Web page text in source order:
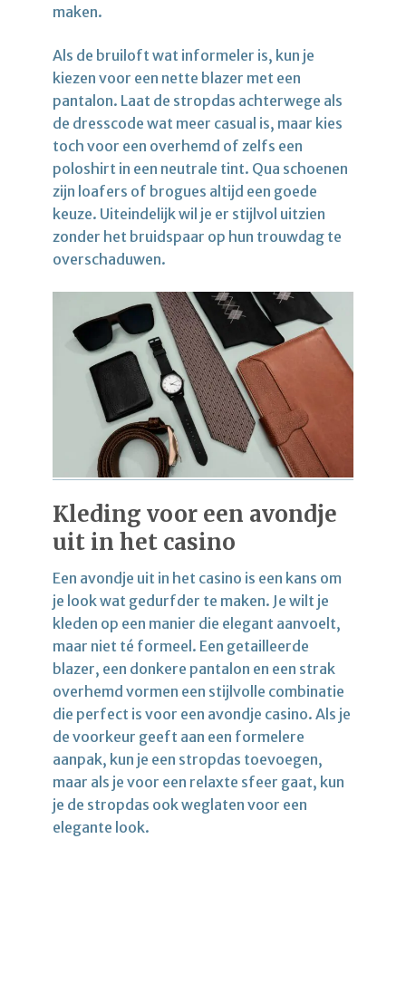
maken.
Als de bruiloft wat informeler is, kun je
kiezen voor een nette blazer met een
pantalon. Laat de stropdas achterwege als
de dresscode wat meer casual is, maar kies
toch voor een overhemd of zelfs een
poloshirt in een neutrale tint. Qua schoenen
zijn loafers of brogues altijd een goede
keuze. Uiteindelijk wil je er stijlvol uitzien
zonder het bruidspaar op hun trouwdag te
overschaduwen.
Kleding voor een avondje
uit in het casino
Een avondje uit in het casino is een kans om
je look wat gedurfder te maken. Je wilt je
kleden op een manier die elegant aanvoelt,
maar niet té formeel. Een getailleerde
blazer, een donkere pantalon en een strak
overhemd vormen een stijlvolle combinatie
die perfect is voor een avondje casino. Als je
de voorkeur geeft aan een formelere
aanpak, kun je een stropdas toevoegen,
maar als je voor een relaxte sfeer gaat, kun
je de stropdas ook weglaten voor een
elegante look.